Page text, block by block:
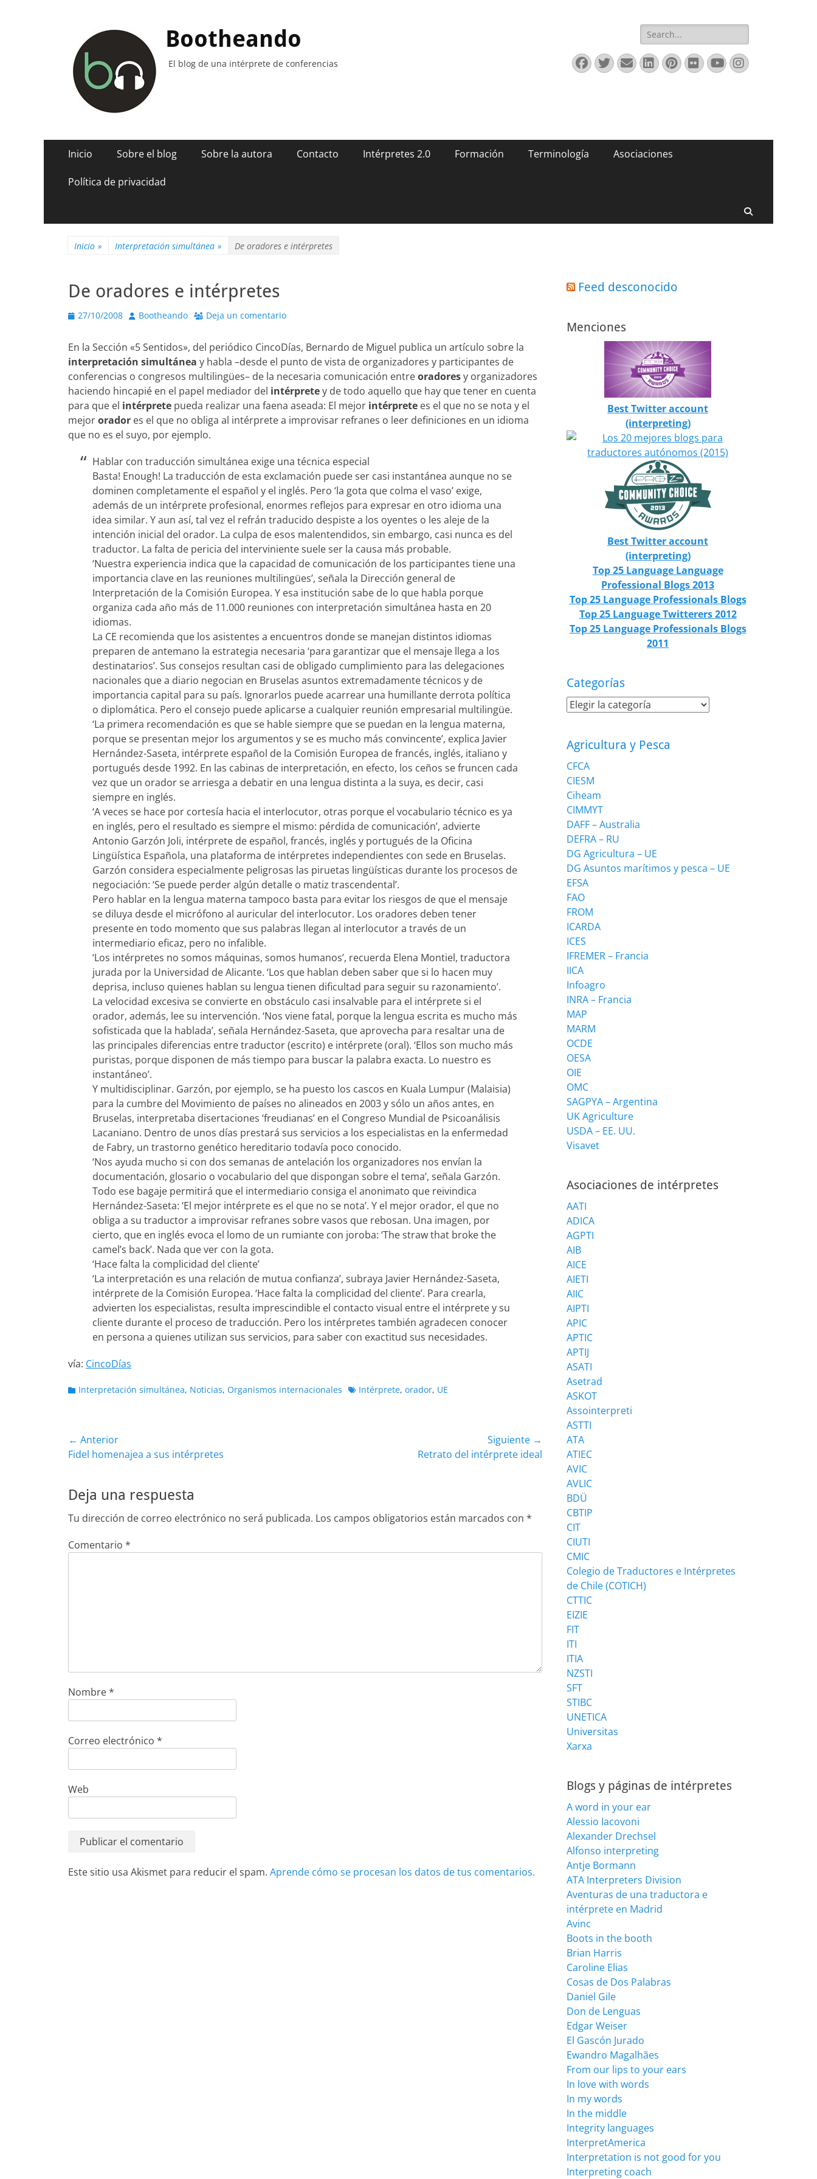
Bootheando
El blog de una intérprete de conferencias
Buscar:
Facebook
Twitter
Correo
electrónico
LinkedIn
Pinterest
FlickrYouTube
Instagram
Menú
Saltar
contenido
Inicio Sobre el blog Sobre la autora Contacto Intérpretes 2.0 Formación Terminología Asociaciones
Política de privacidad
Inicio » Interpretación simultánea » De oradores e intérpretes
De oradores e intérpretes
Publicado
27/10/2008 AutorBootheando Deja un comentario
En la Sección «5 Sentidos», del periódico CincoDías, Bernardo de Miguel publica un artículo sobre la
interpretación simultánea y habla –desde el punto de vista de organizadores y participantes de
conferencias o congresos multilingües– de la necesaria comunicación entreoradoresy organizadores
haciendo hincapié en el papel mediador del intérpretey de todo aquello que hay que tener en cuenta
para que el intérprete pueda realizar una faena aseada: El mejor intérprete es el que no se nota y el
mejororador es el que no obliga al intérprete a improvisar refranes o leer definiciones en un idioma
que no es el suyo, por ejemplo.
Hablar con traducción simultánea exige una técnica especial
Basta! Enough! La traducción de esta exclamación puede ser casi instantánea aunque no se
dominen completamente el español y el inglés. Pero ‘la gota que colma el vaso’ exige,
además de un intérprete profesional, enormes reflejos para expresar en otro idioma una
idea similar. Y aun así, tal vez el refrán traducido despiste a los oyentes o les aleje de la
intención inicial del orador. La culpa de esos malentendidos, sin embargo, casi nunca es del
traductor. La falta de pericia del interviniente suele ser la causa más probable.
‘Nuestra experiencia indica que la capacidad de comunicación de los participantes tiene una
importancia clave en las reuniones multilingües’, señala la Dirección general de
Interpretación de la Comisión Europea. Y esa institución sabe de lo que habla porque
organiza cada año más de 11.000 reuniones con interpretación simultánea hasta en 20
idiomas.
La CE recomienda que los asistentes a encuentros donde se manejan distintos idiomas
preparen de antemano la estrategia necesaria ‘para garantizar que el mensaje llega a los
destinatarios’. Sus consejos resultan casi de obligado cumplimiento para las delegaciones
nacionales que a diario negocian en Bruselas asuntos extremadamente técnicos y de
importancia capital para su país. Ignorarlos puede acarrear una humillante derrota política
o diplomática. Pero el consejo puede aplicarse a cualquier reunión empresarial multilingüe.
‘La primera recomendación es que se hable siempre que se puedan en la lengua materna,
porque se presentan mejor los argumentos y se es mucho más convincente’, explica Javier
Hernández-Saseta, intérprete español de la Comisión Europea de francés, inglés, italiano y
portugués desde 1992. En las cabinas de interpretación, en efecto, los ceños se fruncen cada
vez que un orador se arriesga a debatir en una lengua distinta a la suya, es decir, casi
siempre en inglés.
‘A veces se hace por cortesía hacia el interlocutor, otras porque el vocabulario técnico es ya
en inglés, pero el resultado es siempre el mismo: pérdida de comunicación’, advierte
Antonio Garzón Joli, intérprete de español, francés, inglés y portugués de la Oficina
Lingüística Española, una plataforma de intérpretes independientes con sede en Bruselas.
Garzón considera especialmente peligrosas las piruetas lingüísticas durante los procesos de
negociación: ‘Se puede perder algún detalle o matiz trascendental’.
Pero hablar en la lengua materna tampoco basta para evitar los riesgos de que el mensaje
se diluya desde el micrófono al auricular del interlocutor. Los oradores deben tener
presente en todo momento que sus palabras llegan al interlocutor a través de un
intermediario eficaz, pero no infalible.
‘Los intérpretes no somos máquinas, somos humanos’, recuerda Elena Montiel, traductora
jurada por la Universidad de Alicante. ‘Los que hablan deben saber que si lo hacen muy
deprisa, incluso quienes hablan su lengua tienen dificultad para seguir su razonamiento’.
La velocidad excesiva se convierte en obstáculo casi insalvable para el intérprete si el
orador, además, lee su intervención. ‘Nos viene fatal, porque la lengua escrita es mucho más
sofisticada que la hablada’, señala Hernández-Saseta, que aprovecha para resaltar una de
las principales diferencias entre traductor (escrito) e intérprete (oral). ‘Ellos son mucho más
puristas, porque disponen de más tiempo para buscar la palabra exacta. Lo nuestro es
instantáneo’.
Y multidisciplinar. Garzón, por ejemplo, se ha puesto los cascos en Kuala Lumpur (Malaisia)
para la cumbre del Movimiento de países no alineados en 2003 y sólo un años antes, en
Bruselas, interpretaba disertaciones ‘freudianas’ en el Congreso Mundial de Psicoanálisis
Lacaniano. Dentro de unos días prestará sus servicios a los especialistas en la enfermedad
de Fabry, un trastorno genético hereditario todavía poco conocido.
‘Nos ayuda mucho si con dos semanas de antelación los organizadores nos envían la
documentación, glosario o vocabulario del que dispongan sobre el tema’, señala Garzón.
Todo ese bagaje permitirá que el intermediario consiga el anonimato que reivindica
Hernández-Saseta: ‘El mejor intérprete es el que no se nota’. Y el mejor orador, el que no
obliga a su traductor a improvisar refranes sobre vasos que rebosan. Una imagen, por
cierto, que en inglés evoca el lomo de un rumiante con joroba: ‘The straw that broke the
camel’s back’. Nada que ver con la gota.
‘Hace falta la complicidad del cliente’
‘La interpretación es una relación de mutua confianza’, subraya Javier Hernández-Saseta,
intérprete de la Comisión Europea. ‘Hace falta la complicidad del cliente’. Para crearla,
advierten los especialistas, resulta imprescindible el contacto visual entre el intérprete y su
cliente durante el proceso de traducción. Pero los intérpretes también agradecen conocer
en persona a quienes utilizan sus servicios, para saber con exactitud sus necesidades.
vía: CincoDías
Categorias
Interpretación simultánea, Noticias, Organismos internacionales Etiquetas
Intérprete, orador, UE
Navegación
de
entradas
← Anterior
Entrada
Fidel homenajea a sus intérpretes
Siguiente →
Retrato del intérprete ideal
Deja una respuesta
Tu dirección de correo electrónico no será publicada. Los campos obligatorios están marcados con *
Comentario *
Nombre*
Correo electrónico *
Web
Este sitio usa Akismet para reducir el spam. Aprende cómo se procesan los datos de tus comentarios.
Feed desconocido
Menciones
Best Twitter account
(interpreting)
Best Twitter account
(interpreting)
Top 25 Language Language
Professional Blogs 2013
Top 25 Language Professionals Blogs
Top 25 Language Twitterers 2012
Top 25 Language Professionals Blogs
2011
Categorías
Categorías
Agricultura y Pesca
CFCA
CIESM
Ciheam
CIMMYT
DAFF – Australia
DEFRA – RU
DG Agricultura – UE
DG Asuntos marítimos y pesca – UE
EFSA
FAO
FROM
ICARDA
ICES
IFREMER – Francia
IICA
Infoagro
INRA – Francia
MAP
MARM
OCDE
OESA
OIE
OMC
SAGPYA – Argentina
UK Agriculture
USDA – EE. UU.
Visavet
Asociaciones de intérpretes
AATI
ADICA
AGPTI
AIB
AICE
AIETI
AIIC
AIPTI
APIC
APTIC
APTIJ
ASATI
Asetrad
ASKOT
Assointerpreti
ASTTI
ATA
ATIEC
AVIC
AVLIC
BDÜ
CBTIP
CIT
CIUTI
CMIC
Colegio de Traductores e Intérpretes
de Chile (COTICH)
CTTIC
EIZIE
FIT
ITI
ITIA
NZSTI
SFT
STIBC
UNETICA
Universitas
Xarxa
Blogs y páginas de intérpretes
A word in your ear
Alessio Iacovoni
Alexander Drechsel
Alfonso interpreting
Antje Bormann
ATA Interpreters Division
Aventuras de una traductora e
intérprete en Madrid
Avinc
Boots in the booth
Brian Harris
Caroline Elias
Cosas de Dos Palabras
Daniel Gile
Don de Lenguas
Edgar Weiser
El Gascón Jurado
Ewandro Magalhães
From our lips to your ears
In love with words
In my words
In the middle
Integrity languages
InterpretAmerica
Interpretation is not good for you
Interpreting coach